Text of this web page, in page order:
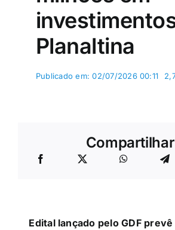
Planaltina
Publicado em: 02/07/2026 00:11
Compartilhar
Edital lançado pelo GDF